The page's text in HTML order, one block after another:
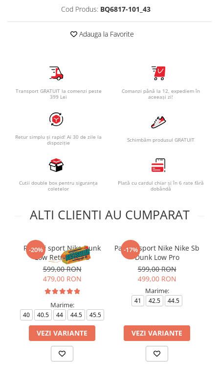
Cod Produs: BQ6817-101_43
Adauga la Favorite
Transport GRATUIT la comenzi peste
399 Lei
Comanzi până la 12, expediem în
aceeași zi!
Retur simplu și rapid! Ai 30 de zile la
dispoziție
Schimbăm produsul GRATUIT
Cutii double box pentru siguranța
coletelor
Plată cu cardul chiar și în 6 rate fără
dobândă
ALTI CLIENTI AU CUMPARAT
-20%
Pantofi sport Nike Dunk
Low Retro Panda
599,00 RON
479,00 RON
Marime:
40 40.5 44 44.5 45.5
VEZI VARIANTE
-17%
Pantofi sport Nike Nike Sb
Dunk Low Pro
599,00 RON
499,00 RON
Marime:
41 42.5 44.5
VEZI VARIANTE